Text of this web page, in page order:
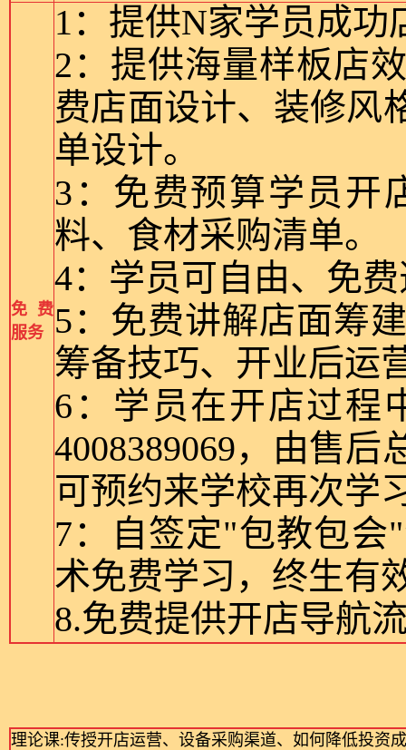
免费
服务
1：提供N家学员成功
2：提供海量样板店
费店面设计、装修风
单设计。
3：免费预算学员开
料、食材采购清单。
4：学员可自由、免
5：免费讲解店面筹
筹备技巧、开业后运
6：学员在开店过程
4008389069，由售
可预约来学校再次学
7：自签定"包教包会
术免费学习，终生有
8.免费提供开店导航
理论课:传授开店运营、设备采购渠道、如何降低投资